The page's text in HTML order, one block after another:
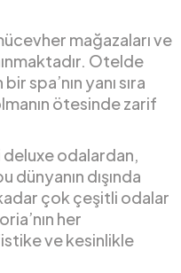
mağazaları ve
Otelde
spa’nın yanı sıra
ötesinde zarif
odalardan,
dünyanın dışında
çok çeşitli odalar
her
ve kesinlikle